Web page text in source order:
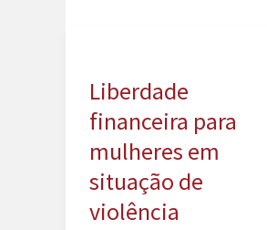
Liberdade
financeira para
mulheres em
situação de
violência